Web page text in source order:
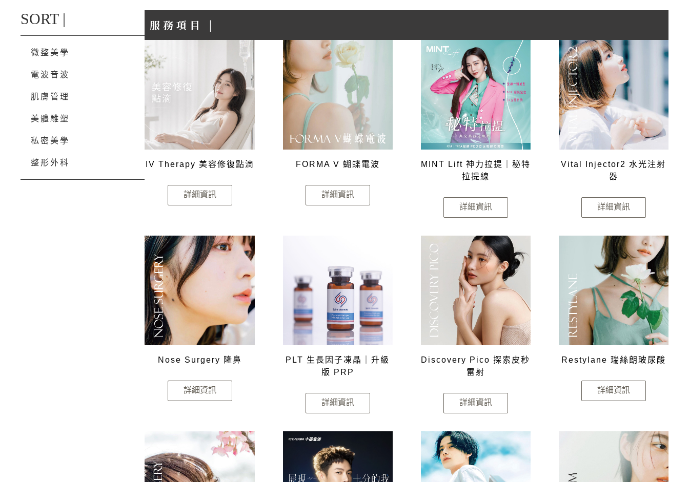
SORT |
微整美學
電波音波
肌膚管理
美體雕塑
私密美學
整形外科
服務項目 |
IV Therapy 美容修復點滴
詳細資訊
FORMA V 蝴蝶電波
詳細資訊
MINT Lift 神力拉提｜秘特
拉提線
詳細資訊
Vital Injector2 水光注射
器
詳細資訊
Nose Surgery 隆鼻
詳細資訊
PLT 生長因子凍晶｜升級
版 PRP
詳細資訊
Discovery Pico 探索皮秒
雷射
詳細資訊
Restylane 瑞絲朗玻尿酸
詳細資訊